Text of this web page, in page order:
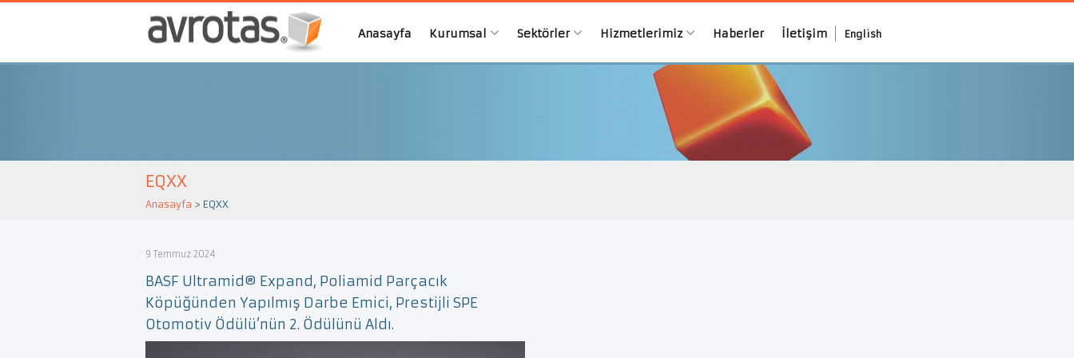
Anasayfa Kurumsal Sektörler Hizmetlerimiz Haberler İletişim English
EQXX
Anasayfa > EQXX
9 Temmuz 2024
BASF Ultramid® Expand, Poliamid Parçacık
Köpüğünden Yapılmış Darbe Emici, Prestijli SPE
Otomotiv Ödülü’nün 2. Ödülünü Aldı.